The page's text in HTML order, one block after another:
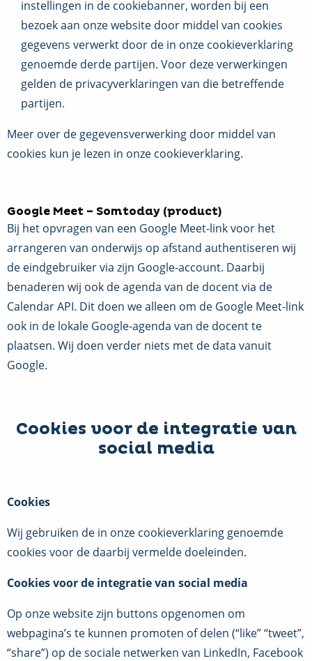
instellingen in de cookiebanner, worden bij een
bezoek aan onze website door middel van cookies
gegevens verwerkt door de in onze cookieverklaring
genoemde derde partijen. Voor deze verwerkingen
gelden de privacyverklaringen van die betreffende
partijen.
Meer over de gegevensverwerking door middel van
cookies kun je lezen in onze cookieverklaring.
Google Meet – Somtoday (product)
Bij het opvragen van een Google Meet-link voor het
arrangeren van onderwijs op afstand authentiseren wij
de eindgebruiker via zijn Google-account. Daarbij
benaderen wij ook de agenda van de docent via de
Calendar API. Dit doen we alleen om de Google Meet-link
ook in de lokale Google-agenda van de docent te
plaatsen. Wij doen verder niets met de data vanuit
Google.
Cookies voor de integratie van
social media
Cookies
Wij gebruiken de in onze cookieverklaring genoemde
cookies voor de daarbij vermelde doeleinden.
Cookies voor de integratie van social media
Op onze website zijn buttons opgenomen om
webpagina’s te kunnen promoten of delen (“like” “tweet”,
“share”) op de sociale netwerken van LinkedIn, Facebook